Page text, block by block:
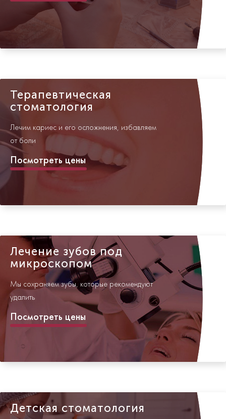
Терапевтическая
стоматология
Лечим кариес и его осложнения, избавляем
от боли
Посмотреть цены
Лечение зубов под
микроскопом
Мы сохраняем зубы, которые рекомендуют
удалить
Посмотреть цены
Детская стоматология